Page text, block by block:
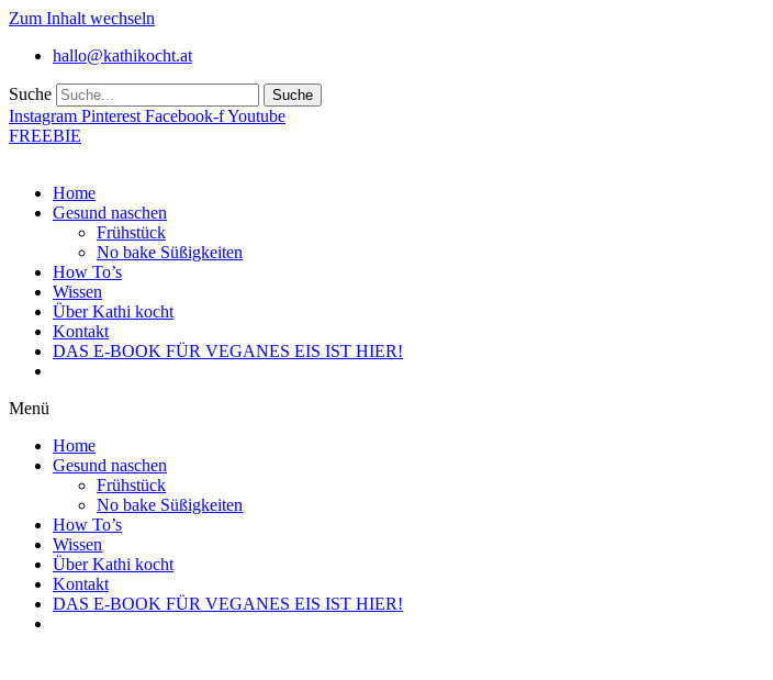
Zum Inhalt wechseln
hallo@kathikocht.at
Suche Suche
Instagram Pinterest Facebook-fYoutube
FREEBIE
Home
Gesund naschen
Frühstück
No bake Süßigkeiten
How To’s
Wissen
Über Kathi kocht
Kontakt
DAS E-BOOK FÜR VEGANES EIS IST HIER!
Menü
Home
Gesund naschen
Frühstück
No bake Süßigkeiten
How To’s
Wissen
Über Kathi kocht
Kontakt
DAS E-BOOK FÜR VEGANES EIS IST HIER!